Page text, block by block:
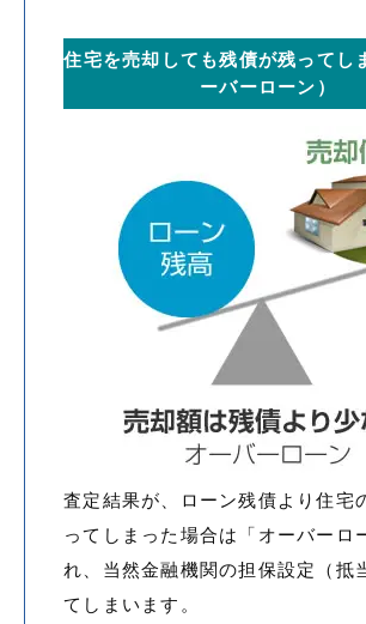
住宅を売却しても残債が残ってし
ーバーローン）
査定結果が、ローン残債より住宅
ってしまった場合は「オーバーロ
れ、当然金融機関の担保設定（抵
てしまいます。